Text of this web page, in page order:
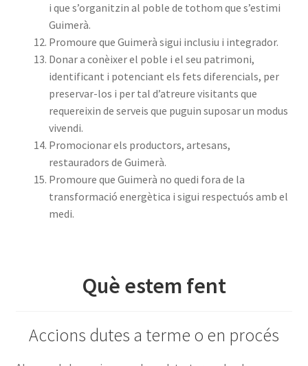
i que s’organitzin al poble de tothom que s’estimi
Guimerà.
Promoure que Guimerà sigui inclusiu i integrador.
Donar a conèixer el poble i el seu patrimoni,
identificant i potenciant els fets diferencials, per
preservar-los i per tal d’atreure visitants que
requereixin de serveis que puguin suposar un modus
vivendi.
Promocionar els productors, artesans,
restauradors de Guimerà.
Promoure que Guimerà no quedi fora de la
transformació energètica i sigui respectuós amb el
medi.
Què estem fent
Accions dutes a terme o en procés